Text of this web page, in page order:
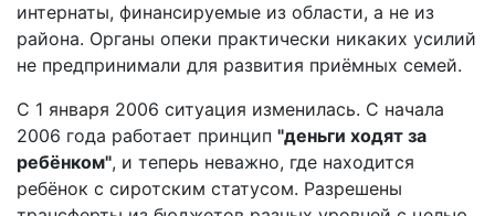
интернаты, финансируемые из области, а не из
района. Органы опеки практически никаких усилий
не предпринимали для развития приёмных семей.
С 1 января 2006 ситуация изменилась. С начала
2006 года работает принцип "деньги ходят за
ребёнком", и теперь неважно, где находится
ребёнок с сиротским статусом. Разрешены